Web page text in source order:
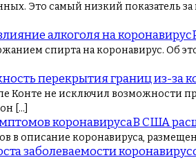
Это самый низкий показатель
спирта на коронавирус. Об
Конте не исключил возможности
[…]
В США
в описание коронавируса,